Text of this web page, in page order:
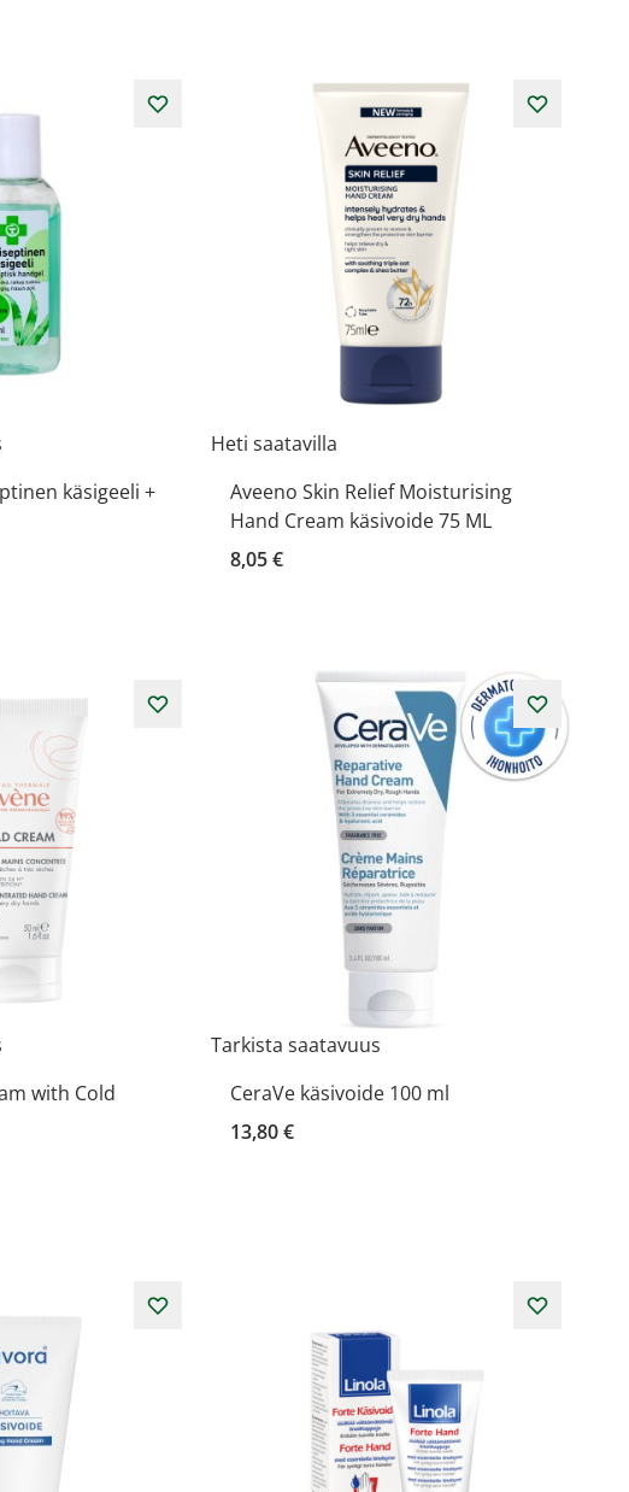
käsigeeli +
Heti saatavilla
Aveeno Skin Relief Moisturising
Hand Cream käsivoide 75 ML
8,05 €
with Cold
Tarkista saatavuus
CeraVe käsivoide 100 ml
13,80 €